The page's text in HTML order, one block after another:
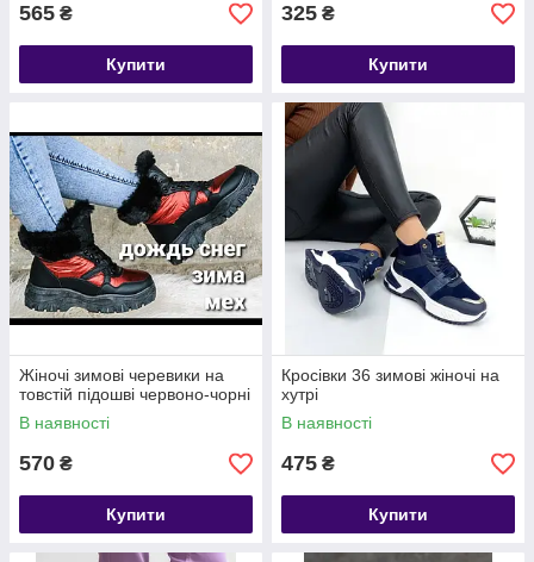
565 ₴
Купити
325 ₴
Купити
Жіночі зимові черевики на
товстій підошві червоно-чорні
В наявності
570 ₴
Купити
Кросівки 36 зимові жіночі на
хутрі
В наявності
475 ₴
Купити